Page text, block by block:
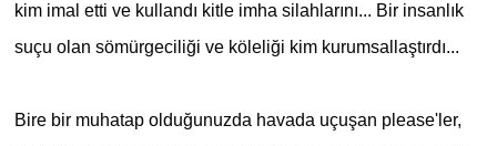
kim imal etti ve kullandı kitle imha silahlarını... Bir insanlık
suçu olan sömürgeciliği ve köleliği kim kurumsallaştırdı...
Bire bir muhatap olduğunuzda havada uçuşan please'ler,